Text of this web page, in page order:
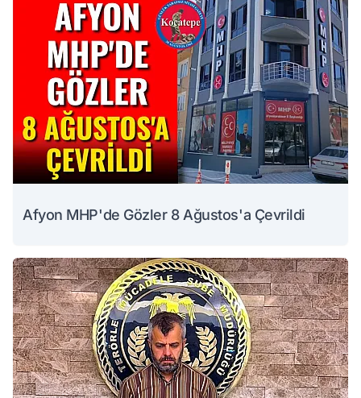
Afyon MHP'de Gözler 8 Ağustos'a Çevrildi